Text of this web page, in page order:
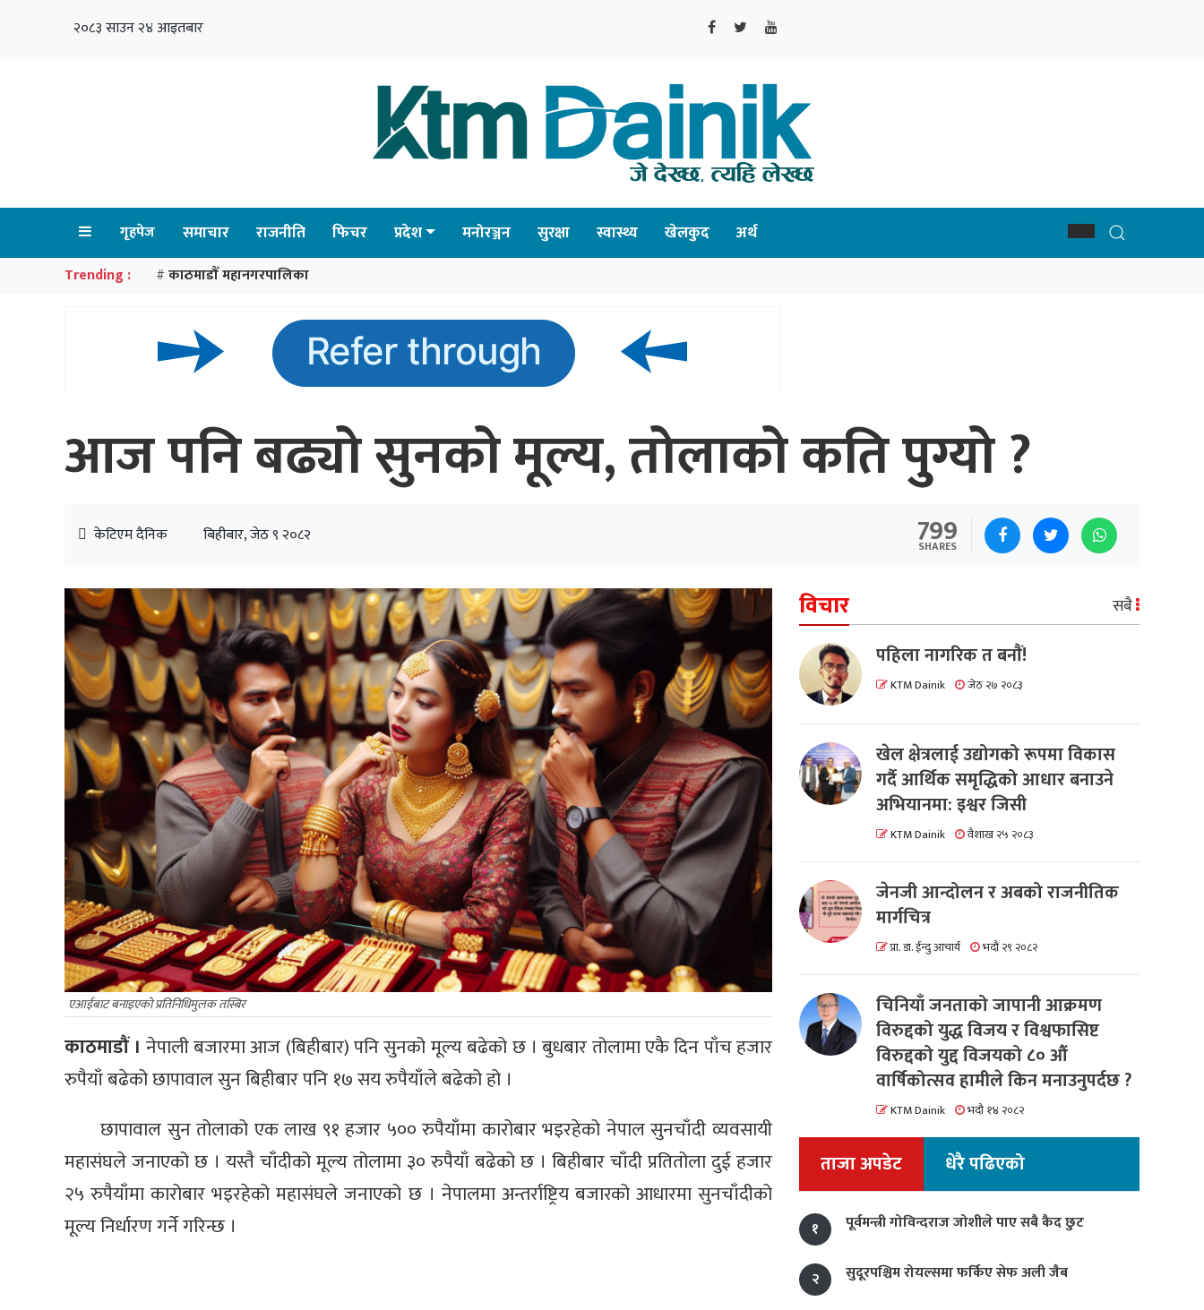
२०८३ साउन २४ आइतबार
गृहपेज समाचार राजनीति फिचर प्रदेश मनोरञ्जन सुरक्षा स्वास्थ्य खेलकुद अर्थ
Trending : # काठमाडौँ महानगरपालिका
आज पनि बढ्यो सुनको मूल्य, तोलाको कति पुुग्यो ?
केटिएम दैनिक बिहीबार, जेठ ९ २०८२ 799
SHARES
एआईबाट बनाइएको प्रतिनिधिमुलक तस्बिर
काठमाडौं । नेपाली बजारमा आज (बिहीबार) पनि सुनको मूल्य बढेको छ । बुधबार तोलामा एकै दिन पाँच हजार
रुपैयाँ बढेको छापावाल सुन बिहीबार पनि १७ सय रुपैयाँले बढेको हो ।
छापावाल सुन तोलाको एक लाख ९१ हजार ५०० रुपैयाँमा कारोबार भइरहेको नेपाल सुनचाँदी व्यवसायी
महासंघले जनाएको छ । यस्तै चाँदीको मूल्य तोलामा ३० रुपैयाँ बढेको छ । बिहीबार चाँदी प्रतितोला दुई हजार
२५ रुपैयाँमा कारोबार भइरहेको महासंघले जनाएको छ । नेपालमा अन्तर्राष्ट्रिय बजारको आधारमा सुनचाँदीको
मूल्य निर्धारण गर्ने गरिन्छ ।
विचार सबै
पहिला नागरिक त बनाैं!
KTM Dainik जेठ २७ २०८३
खेल क्षेत्रलाई उद्योगको रूपमा विकास
गर्दै आर्थिक समृद्धिको आधार बनाउने
अभियानमा: इश्वर जिसी
KTM Dainik वैशाख २५ २०८३
जेनजी आन्दोलन र अबको राजनीतिक
मार्गचित्र
प्रा. डा. ईन्दु आचार्य भदौ २९ २०८२
चिनियाँ जनताको जापानी आक्रमण
विरुद्दको युद्ध विजय र विश्वफासिष्ट
विरुद्दको युद्द विजयको ८० औं
वार्षिकोत्सव हामीले किन मनाउनुपर्दछ ?
KTM Dainik भदौ १४ २०८२
ताजा अपडेट धेरै पढिएको
१ पूर्वमन्त्री गोविन्दराज जोशीले पाए सबै कैद छुट
२ सुदूरपश्चिम रोयल्समा फर्किए सेफ अली जैब